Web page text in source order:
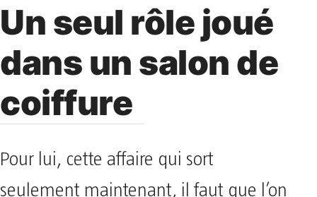
Un seul rôle joué
dans un salon de
coiffure
Pour lui, cette affaire qui sort
seulement maintenant, il faut que l’on